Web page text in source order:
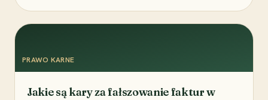
PRAWO KARNE
Jakie są kary za fałszowanie faktur w